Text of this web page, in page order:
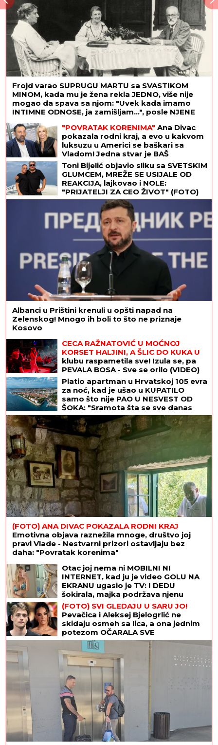
Frojd varao SUPRUGU MARTU sa SVASTIKOM
MINOM, kada mu je žena rekla JEDNO, više nije
mogao da spava sa njom: "Uvek kada imamo
INTIMNE ODNOSE, ja zamišljam...", posle NJENE
"POVRATAK KORENIMA" Ana Divac
pokazala rodni kraj, a evo u kakvom
luksuzu u Americi se baškari sa
Vladom! Jedna stvar je BAŠ
PRIVUKLA PAŽNJU (FOTO)
Toni Bijelić objavio sliku sa SVETSKIM
GLUMCEM, MREŽE SE USIJALE OD
REAKCIJA, lajkovao i NOLE:
"PRIJATELJI ZA CEO ŽIVOT" (FOTO)
Albanci u Prištini krenuli u opšti napad na
Zelenskog! Mnogo ih boli to što ne priznaje
Kosovo
CECA RAŽNATOVIĆ U MOĆNOJ
KORSET HALJINI, A ŠLIC DO KUKA U
klubu raspametila sve! Izula se, pa
PEVALA BOSA - Sve se orilo (VIDEO)
Platio apartman u Hrvatskoj 105 evra
za noć, kad je ušao u KUPATILO
samo što nije PAO U NESVEST OD
ŠOKA: "Sramota šta se sve danas
iznajmljuje"
(FOTO) ANA DIVAC POKAZALA RODNI KRAJ
Emotivna objava raznežila mnoge, društvo joj
pravi Vlade - Nestvarni prizori ostavljaju bez
daha: "Povratak korenima"
Otac joj nema ni MOBILNI NI
INTERNET, kad ju je video GOLU NA
EKRANU ugasio je TV: I DEDU
šokirala, majka podržava njenu
karijeru! Ovo je "obična" porodica
NAJVEĆE UZDANICE HOLIVUDA
(FOTO) SVI GLEDAJU U SARU JO!
Pevačica i Aleksej Bjelogrlić ne
skidaju osmeh sa lica, a ona jednim
potezom OČARALA SVE